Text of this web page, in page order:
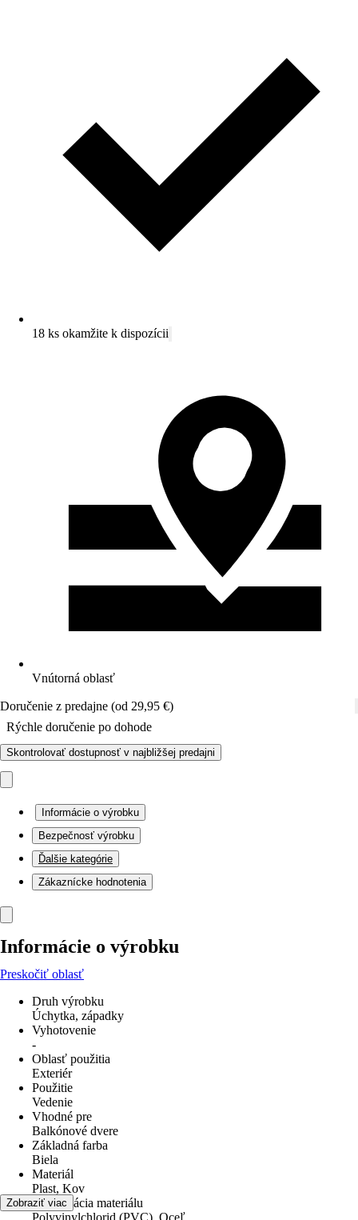
18 ks okamžite k dispozícii
Vnútorná oblasť
Doručenie z predajne (od 29,95 €)
Rýchle doručenie po dohode
Skontrolovať dostupnosť v najbližšej predajni
Informácie o výrobku
Bezpečnosť výrobku
Ďalšie kategórie
Zákaznícke hodnotenia
Informácie o výrobku
Preskočiť oblasť
Druh výrobku
Úchytka, západky
Vyhotovenie
-
Oblasť použitia
Exteriér
Použitie
Vedenie
Vhodné pre
Balkónové dvere
Základná farba
Biela
Materiál
Plast, Kov
Špecifikácia materiálu
Polyvinylchlorid (PVC), Oceľ
Zobraziť viac